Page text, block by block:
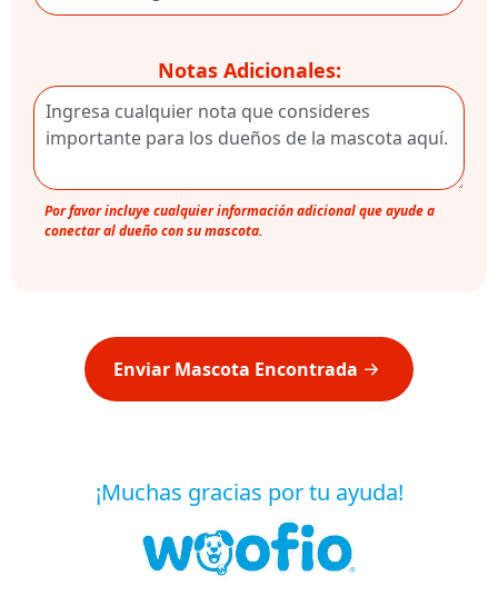
Notas Adicionales:
Por favor incluye cualquier información adicional que ayude a
conectar al dueño con su mascota.
Enviar Mascota Encontrada
¡Muchas gracias por tu ayuda!